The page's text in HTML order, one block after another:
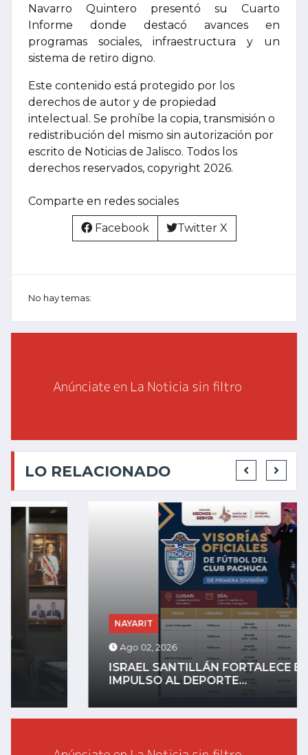
Navarro Quintero presentó su Cuarto
Informe donde destacó avances en
programas sociales, infraestructura y un
sistema de retiro digno.
Este contenido está protegido por los
derechos de autor y de propiedad
intelectual. Se prohíbe la copia, transmisión o
redistribución del mismo sin autorización por
escrito de Noticias de Jalisco. Todos los
derechos reservados, copyright 2026.
Comparte en redes sociales
Facebook Twitter X
No hay temas:
LO RELACIONADO
NAYARIT
ISRAEL SANTILLÁN FORTALECE EL
IMPULSO AL DEPORTE...